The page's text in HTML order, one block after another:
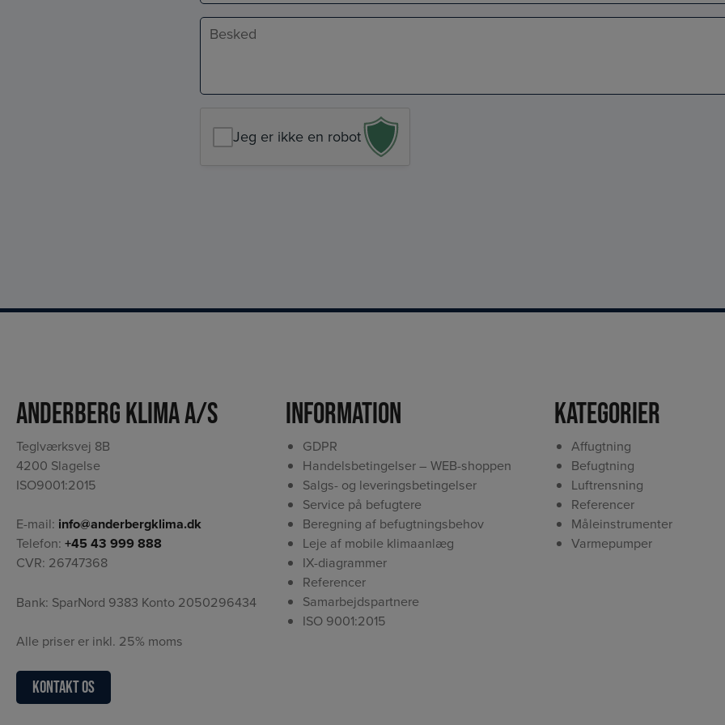
Besked
Jeg er ikke en robot
Anderberg Klima A/S
Teglværksvej 8B
4200 Slagelse
ISO9001:2015
E-mail: info@anderbergklima.dk
Telefon: +45 43 999 888
CVR: 26747368
Bank: SparNord 9383 Konto 2050296434
Alle priser er inkl. 25% moms
Kontakt os
Information
GDPR
Handelsbetingelser – WEB-shoppen
Salgs- og leveringsbetingelser
Service på befugtere
Beregning af befugtningsbehov
Leje af mobile klimaanlæg
IX-diagrammer
Referencer
Samarbejdspartnere
ISO 9001:2015
Kategorier
Affugtning
Befugtning
Luftrensning
Referencer
Måleinstrumenter
Varmepumper